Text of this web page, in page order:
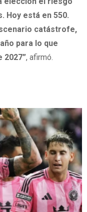
Hoy está en 550.
catástrofe,
para lo que
2027”, afirmó.